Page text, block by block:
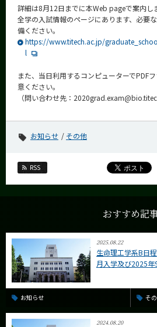
詳細は8月12日までに本Web pageで案内し
全学の入試情報のページにあります、必要
備ください。
https://www.titech.ac.jp/
l
また、当日利用するコンピューターでPDF
意ください。
（問い合わせ先：
お知らせ その他
RSS
おすすめ記
2025.08.22
生命理工学系B日
月入学及び2025年
お知らせ そ
2024.08.20
サイト構成
学内向け情報
系詳細情報